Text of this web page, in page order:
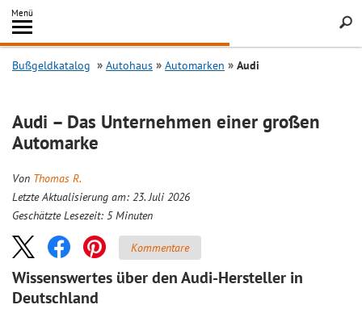
Inhalt
springen
Menü
Search
Bußgeldkatalog Autohaus Automarken Audi
Audi – Das Unternehmen einer großen
Automarke
Von Thomas R.
Letzte Aktualisierung am: 23. Juli 2026
Geschätzte Lesezeit: 5 Minuten
Kommentare
Wissenswertes über den Audi-Hersteller in
Deutschland